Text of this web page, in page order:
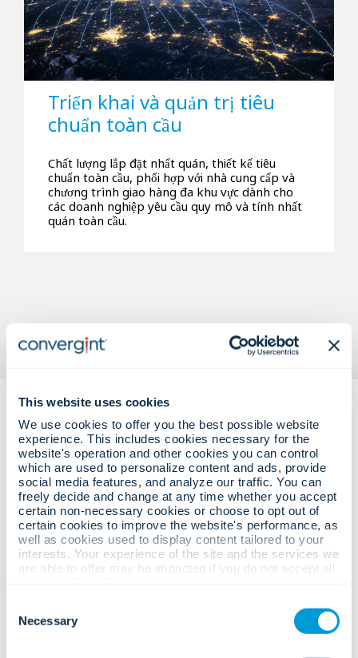
This website uses cookies
We use cookies to offer you the best possible website
experience. This includes cookies necessary for the
website's operation and other cookies you can control
which are used to personalize content and ads, provide
social media features, and analyze our traffic. You can
freely decide and change at any time whether you accept
certain non-necessary cookies or choose to opt out of
certain cookies to improve the website's performance, as
well as cookies used to display content tailored to your
interests. Your experience of the site and the services we
are able to offer may be impacted if you do not accept all
Selection
Necessary
Triển khai và quản trị tiêu
chuẩn toàn cầu
Chất lượng lắp đặt nhất quán, thiết kế tiêu
chuẩn toàn cầu, phối hợp với nhà cung cấp và
chương trình giao hàng đa khu vực dành cho
các doanh nghiệp yêu cầu quy mô và tính nhất
quán toàn cầu.
Những thách thức kinh doanh
phức tạp.
Các giải pháp đáng tin cậy, có thể
đo lường được.
Các mối đe dọa tại nơi làm việc, rủi ro